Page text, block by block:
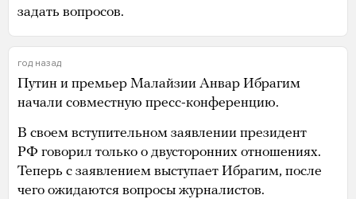
задать вопросов.
год назад
Путин и премьер Малайзии Анвар Ибрагим
начали совместную пресс-конференцию.
В своем вступительном заявлении президент
РФ говорил только о двусторонних отношениях.
Теперь с заявлением выступает Ибрагим, после
чего ожидаются вопросы журналистов.